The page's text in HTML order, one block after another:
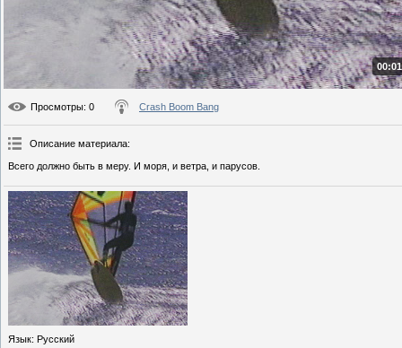
Просмотры: 0 Crash Boom Bang
Описание материала:
Всего должно быть в меру. И моря, и ветра, и парусов.
Язык: Русский